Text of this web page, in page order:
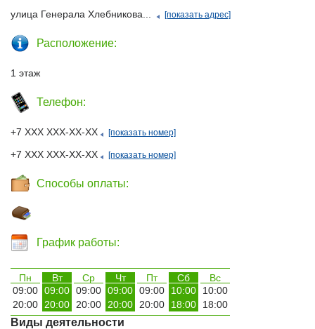
улица Генерала Хлебникова... [показать адрес]
Расположение:
1 этаж
Телефон:
+7 ХХХ ХХХ-ХХ-ХХ [показать номер]
+7 ХХХ ХХХ-ХХ-ХХ [показать номер]
Способы оплаты:
График работы:
Пн Вт Ср Чт Пт Сб
Вс
09:00 09:00 09:00 09:00 09:00 10:00
10:00
20:00
20:00 20:00 20:00 20:00 18:00 18:00
Виды деятельности